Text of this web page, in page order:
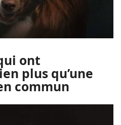
ont
plus qu’une
commun